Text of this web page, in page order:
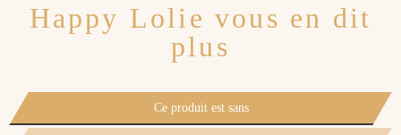
Happy Lolie vous en dit
plus
Ce produit est sans